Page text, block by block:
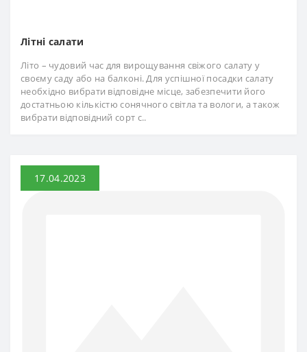
Літні салати
Літо – чудовий час для вирощування свіжого салату у
своєму саду або на балконі. Для успішної посадки салату
необхідно вибрати відповідне місце, забезпечити його
достатньою кількістю сонячного світла та вологи, а також
вибрати відповідний сорт с..
17.04.2023